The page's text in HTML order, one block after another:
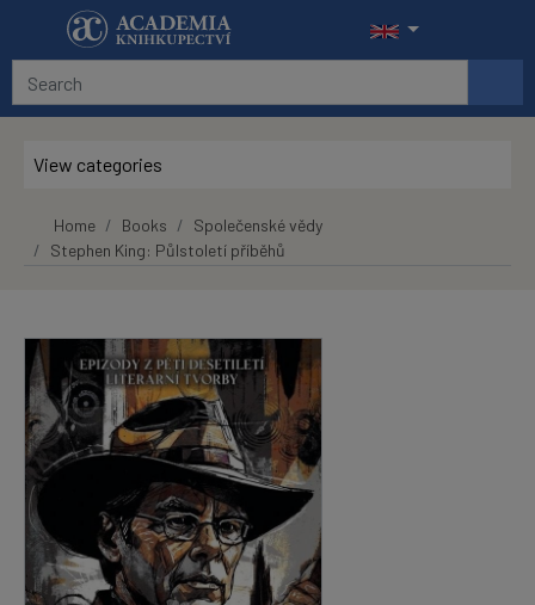
Skip to main content
View categories
Home Books
Společenské vědy
Stephen King: Půlstoletí příběhů